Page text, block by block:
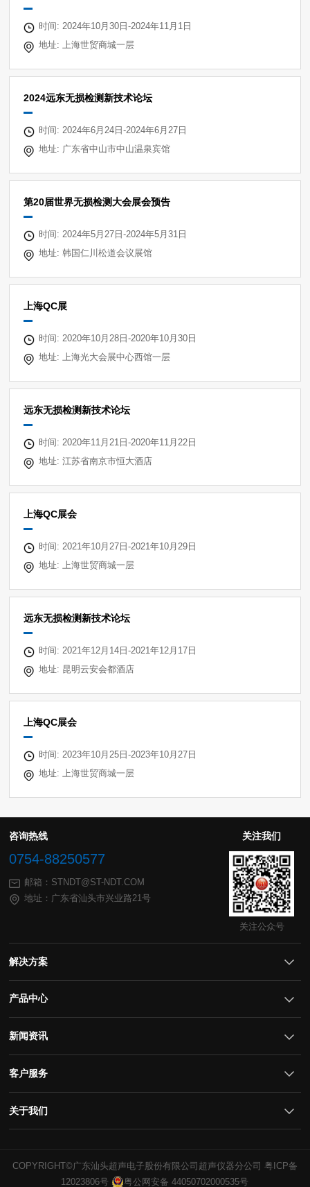
时间: 2024年10月30日-2024年11月1日
地址: 上海世贸商城一层
2024远东无损检测新技术论坛
时间: 2024年6月24日-2024年6月27日
地址: 广东省中山市中山温泉宾馆
第20届世界无损检测大会展会预告
时间: 2024年5月27日-2024年5月31日
地址: 韩国仁川松道会议展馆
上海QC展
时间: 2020年10月28日-2020年10月30日
地址: 上海光大会展中心西馆一层
远东无损检测新技术论坛
时间: 2020年11月21日-2020年11月22日
地址: 江苏省南京市恒大酒店
上海QC展会
时间: 2021年10月27日-2021年10月29日
地址: 上海世贸商城一层
远东无损检测新技术论坛
时间: 2021年12月14日-2021年12月17日
地址: 昆明云安会都酒店
上海QC展会
时间: 2023年10月25日-2023年10月27日
地址: 上海世贸商城一层
咨询热线
0754-88250577
邮箱：STNDT@ST-NDT.COM
地址：广东省汕头市兴业路21号
解决方案
产品中心
新闻资讯
客户服务
关于我们
关注我们
关注公众号
COPYRIGHT©广东汕头超声电子股份有限公司超声仪器分公司
12023806号
粤公网安备 44050702000535号